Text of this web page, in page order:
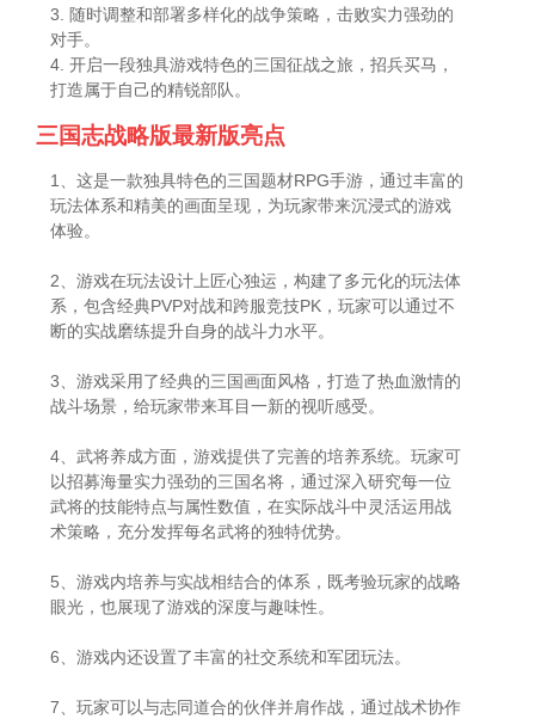
3. 随时调整和部署多样化的战争策略，击败实力强劲的
对手。
4. 开启一段独具游戏特色的三国征战之旅，招兵买马，
打造属于自己的精锐部队。
三国志战略版最新版亮点
1、这是一款独具特色的三国题材RPG手游，通过丰富的
玩法体系和精美的画面呈现，为玩家带来沉浸式的游戏
体验。
2、游戏在玩法设计上匠心独运，构建了多元化的玩法体
系，包含经典PVP对战和跨服竞技PK，玩家可以通过不
断的实战磨练提升自身的战斗力水平。
3、游戏采用了经典的三国画面风格，打造了热血激情的
战斗场景，给玩家带来耳目一新的视听感受。
4、武将养成方面，游戏提供了完善的培养系统。玩家可
以招募海量实力强劲的三国名将，通过深入研究每一位
武将的技能特点与属性数值，在实际战斗中灵活运用战
术策略，充分发挥每名武将的独特优势。
5、游戏内培养与实战相结合的体系，既考验玩家的战略
眼光，也展现了游戏的深度与趣味性。
6、游戏内还设置了丰富的社交系统和军团玩法。
7、玩家可以与志同道合的伙伴并肩作战，通过战术协作